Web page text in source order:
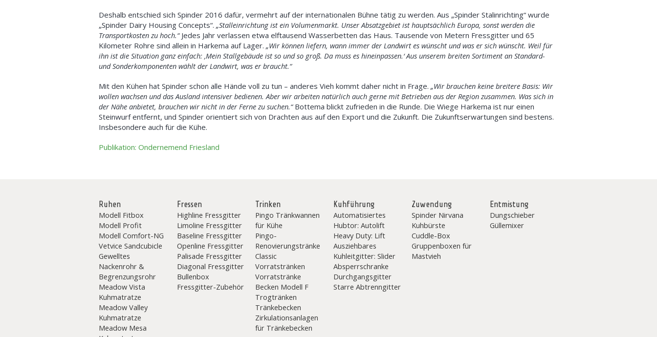
Deshalb entschied sich Spinder 2016 dafür, vermehrt auf der internationalen Bühne tätig zu werden. Aus „Spinder Stalinrichting“ wurde
„Spinder Dairy Housing Concepts“. „Stalleinrichtung ist ein Volumenmarkt. Unser Absatzgebiet ist hauptsächlich Europa, sonst werden die
Transportkosten zu hoch.“ Jedes Jahr verlassen etwa elftausend Wasserbetten das Haus. Tausende von Metern Fressgitter und 65
Kilometer Rohre sind allein in Harkema auf Lager. „Wir können liefern, wann immer der Landwirt es wünschtund was er sich wünscht. Weil für
ihn ist die Situation ganz einfach: ‚Mein Stallgebäude ist so und so groß. Da muss es hineinpassen.‘ Aus unserem breiten Sortiment an Standard-
und Sonderkomponenten wählt der Landwirt, was er braucht.“
Mit den Kühen hat Spinder schon alle Hände voll zu tun – anderes Vieh kommt daher nicht in Frage. „Wir brauchen keine breitere Basis: Wir
wollen wachsen und das Ausland intensiver bedienen. Aber wir arbeiten natürlich auch gerne mit Betrieben aus der Region zusammen. Was sich in
der Nähe anbietet, brauchen wir nicht in der Ferne zu suchen.“ Bottema blickt zufrieden in die Runde. Die Wiege Harkema ist nur einen
Steinwurf entfernt, und Spinder orientiert sich von Drachten aus auf den Export und die Zukunft. Die Zukunftserwartungen sind bestens.
Insbesondere auch für die Kühe.
Publikation: Ondernemend Friesland
Ruhen
Modell Fitbox
Modell Profit
Modell Comfort-NG
Vetvice Sandcubicle
Gewelltes
Nackenrohr &
Begrenzungsrohr
Meadow Vista
Kuhmatratze
Meadow Valley
Kuhmatratze
Meadow Mesa
Fressen
Highline Fressgitter
Limoline Fressgitter
Baseline Fressgitter
Openline Fressgitter
Palisade Fressgitter
Diagonal Fressgitter
Bullenbox
Fressgitter-Zubehör
Trinken
Pingo Tränkwannen
für Kühe
Pingo-
Renovierungstränke
Classic
Vorratstränken
Vorratstränke
Becken Modell F
Trogtränken
Tränkebecken
Zirkulationsanlagen
für Tränkebecken
Kuhführung
Automatisiertes
Hubtor: Autolift
Heavy Duty: Lift
Ausziehbares
Kuhleitgitter: Slider
Absperrschranke
Durchgangsgitter
Starre Abtrenngitter
Zuwendung
Spinder Nirvana
Kuhbürste
Cuddle-Box
Gruppenboxen für
Mastvieh
Entmistung
Dungschieber
Güllemixer